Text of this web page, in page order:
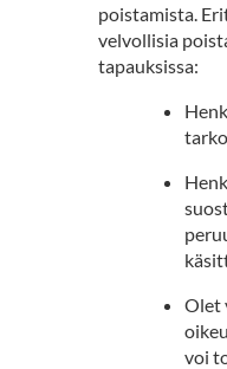
poistamista.
velvollisia
tapauksissa:
Olet
voi